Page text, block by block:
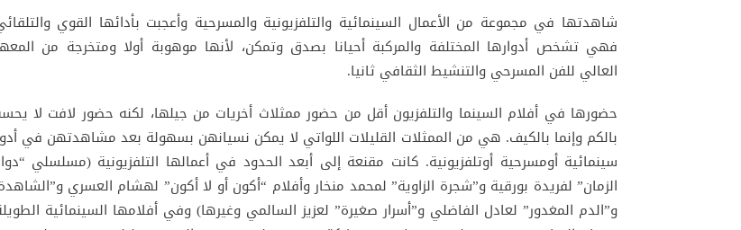
شاهدتها في مجموعة من الأعمال السينمائية والتلفزيونية والمسرحية وأعجبت بأدائها القوي
فهي تشخص أدوارها المختلفة والمركبة أحيانا بصدق وتمكن، لأنها موهوبة أولا ومتخرجة من
العالي للفن المسرحي والتنشيط الثقافي ثانيا.
حضورها في أفلام السينما والتلفزيون أقل من حضور ممثلاث أخريات من جيلها، لكنه حضور لافت لا
بالكم وإنما بالكيف. هي من الممثلات القليلات اللواتي لا يمكن نسيانهن بسهولة بعد مشاهدتهن في
سينمائية أومسرحية أوتلفزيونية. كانت مقنعة إلى أبعد الحدود في أعمالها التلفزيونية (مسلسلي
الزمان” لفريدة بورقية و”شجرة الزاوية” لمحمد منخار وأفلام “أكون أو لا أكون” لهشام العسري
و”الدم المغدور” لعادل الفاضلي و”أسرار صغيرة” لعزيز السالمي وغيرها) وفي أفلامها السينمائية